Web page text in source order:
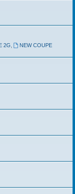
2G
NEW COUPE